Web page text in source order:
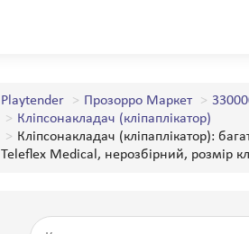
Playtender Прозорро Маркет
Кліпсонакладач (кліпаплікатор)
Кліпсонакладач (кліпаплікатор):
Teleflex Medical, нерозбірний, розмір